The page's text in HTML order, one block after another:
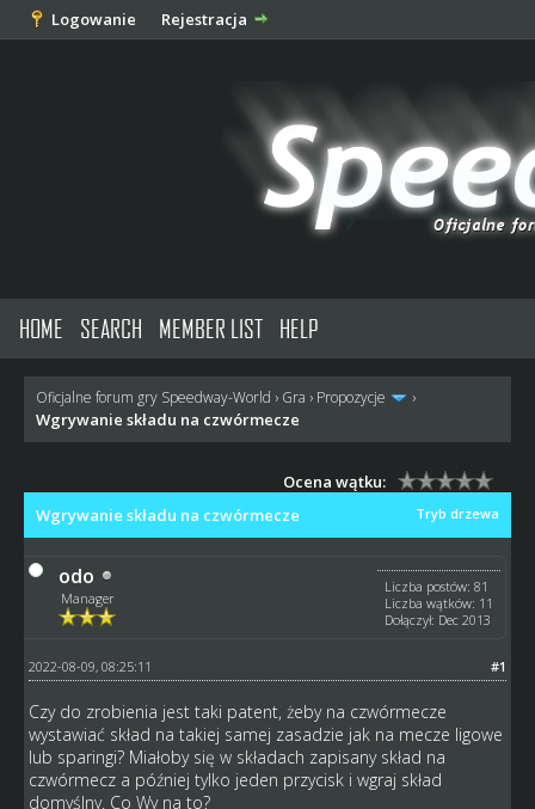
Logowanie Rejestracja
HOME SEARCH MEMBER LIST HELP
Oficjalne forum gry Speedway-World › Gra › Propozycje ›
Wgrywanie składu na czwórmecze
Ocena wątku:
Tryb drzewa
Wgrywanie składu na czwórmecze
odo
Manager
Liczba postów: 81
Liczba wątków: 11
Dołączył: Dec 2013
#1
2022-08-09, 08:25:11
Czy do zrobienia jest taki patent, żeby na czwórmecze
wystawiać skład na takiej samej zasadzie jak na mecze ligowe
lub sparingi? Miałoby się w składach zapisany skład na
czwórmecz a później tylko jeden przycisk i wgraj skład
domyślny. Co Wy na to?